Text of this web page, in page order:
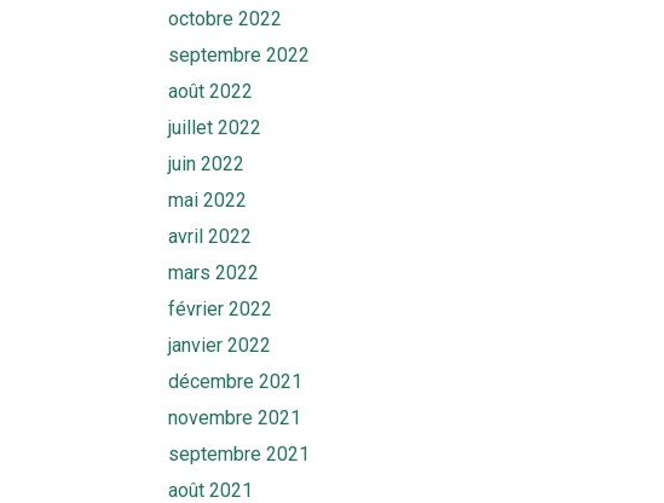
octobre 2022
septembre 2022
août 2022
juillet 2022
juin 2022
mai 2022
avril 2022
mars 2022
février 2022
janvier 2022
décembre 2021
novembre 2021
septembre 2021
août 2021